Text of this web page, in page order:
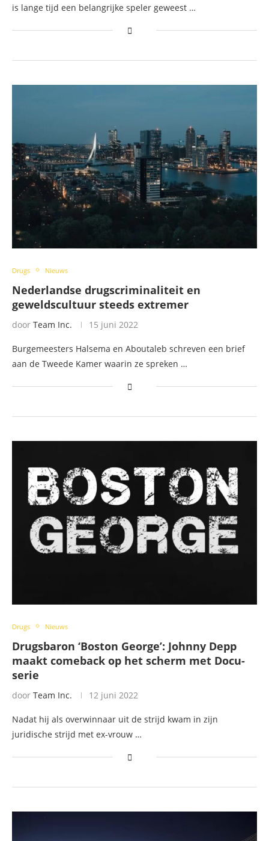
is lange tijd een belangrijke speler geweest …
Drugs Nieuws
Nederlandse drugscriminaliteit en
geweldscultuur steeds extremer
door Team Inc. 15 juni 2022
Burgemeesters Halsema en Aboutaleb schreven een brief
aan de Tweede Kamer waarin ze spreken …
Drugs Nieuws
Drugsbaron ‘Boston George’: Johnny Depp
maakt comeback op het scherm met Docu-
serie
door Team Inc. 12 juni 2022
Nadat hij als overwinnaar uit de strijd kwam in zijn
juridische strijd met ex-vrouw …